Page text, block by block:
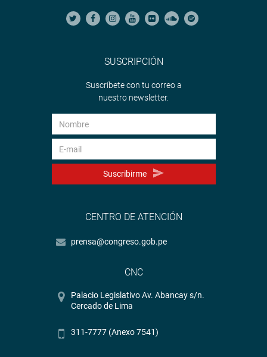
SUSCRIPCIÓN
Suscríbete con tu correo a
nuestro newsletter.
Suscribirme
CENTRO DE ATENCIÓN
prensa@congreso.gob.pe
CNC
Palacio Legislativo Av. Abancay s/n.
Cercado de Lima
311-7777 (Anexo 7541)